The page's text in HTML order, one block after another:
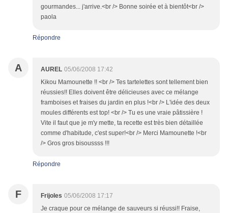
gourmandes... j'arrive.<br /> Bonne soirée et à bientôt<br />
paola
Répondre
A AUREL 05/06/2008 17:42
Kikou Mamounette !! <br /> Tes tartelettes sont tellement bien
réussies!! Elles doivent être délicieuses avec ce mélange
framboises et fraises du jardin en plus !<br /> L'idée des deux
moules différents est top! <br /> Tu es une vraie pâtissière !
Vite il faut que je m'y mette, ta recette est très bien détaillée
comme d'habitude, c'est super!<br /> Merci Mamounette !<br
/> Gros gros bisoussss !!!
Répondre
F Frijoles 05/06/2008 17:17
Je craque pour ce mélange de sauveurs si réussi!! Fraise,